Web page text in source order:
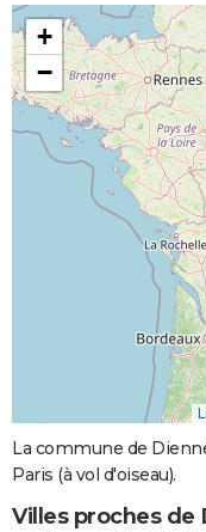
+
−
La commune de
Paris (à vol d'oiseau).
Villes proches de